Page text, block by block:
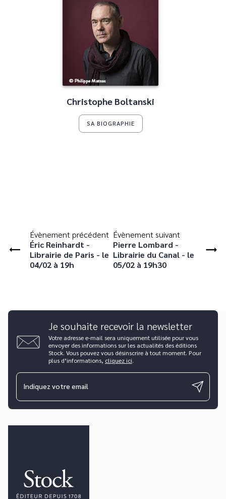
Christophe Boltanski
SA BIOGRAPHIE
Évènement précédent
Éric Reinhardt -
Librairie de Paris - le
04/02 à 19h
Évènement suivant
Pierre Lombard -
Librairie du Canal - le
05/02 à 19h30
Je souhaite recevoir la newsletter
Votre adresse e-mail sera uniquement utilisée pour vous
envoyer des informations sur les actualités des éditions
Stock. Vous pouvez vous désinscrire à tout moment. Pour
plus d’informations, cliquez ici.
Indiquez votre email